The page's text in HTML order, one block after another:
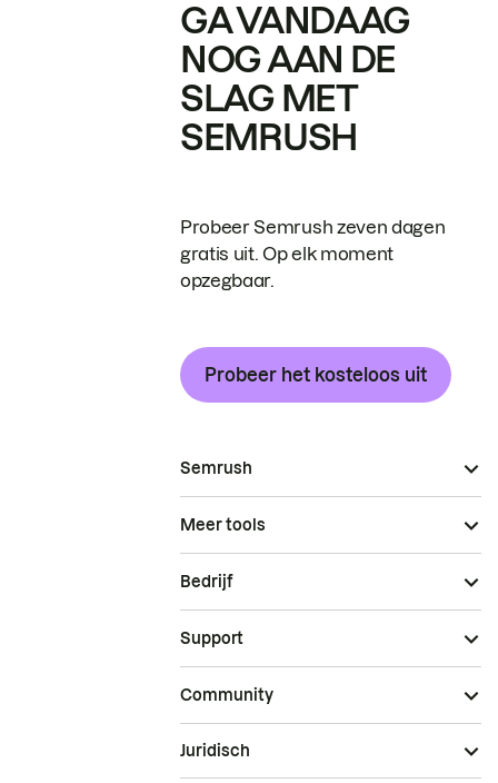
GA VANDAAG
NOG AAN DE
SLAG MET
SEMRUSH
Probeer Semrush zeven dagen
gratis uit. Op elk moment
opzegbaar.
Probeer het kosteloos uit
Semrush
Meer tools
Bedrijf
Support
Community
Juridisch